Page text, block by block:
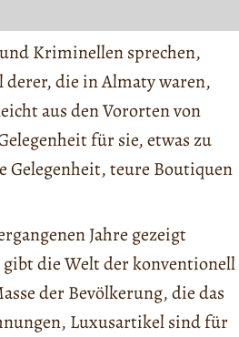
Kriminellen sprechen,
die in Almaty waren,
aus den Vororten von
für sie, etwas zu
Gelegenheit, teure Boutiquen
Jahre gezeigt
gibt die Welt der konventionell
der Bevölkerung, die das
Luxusartikel sind für